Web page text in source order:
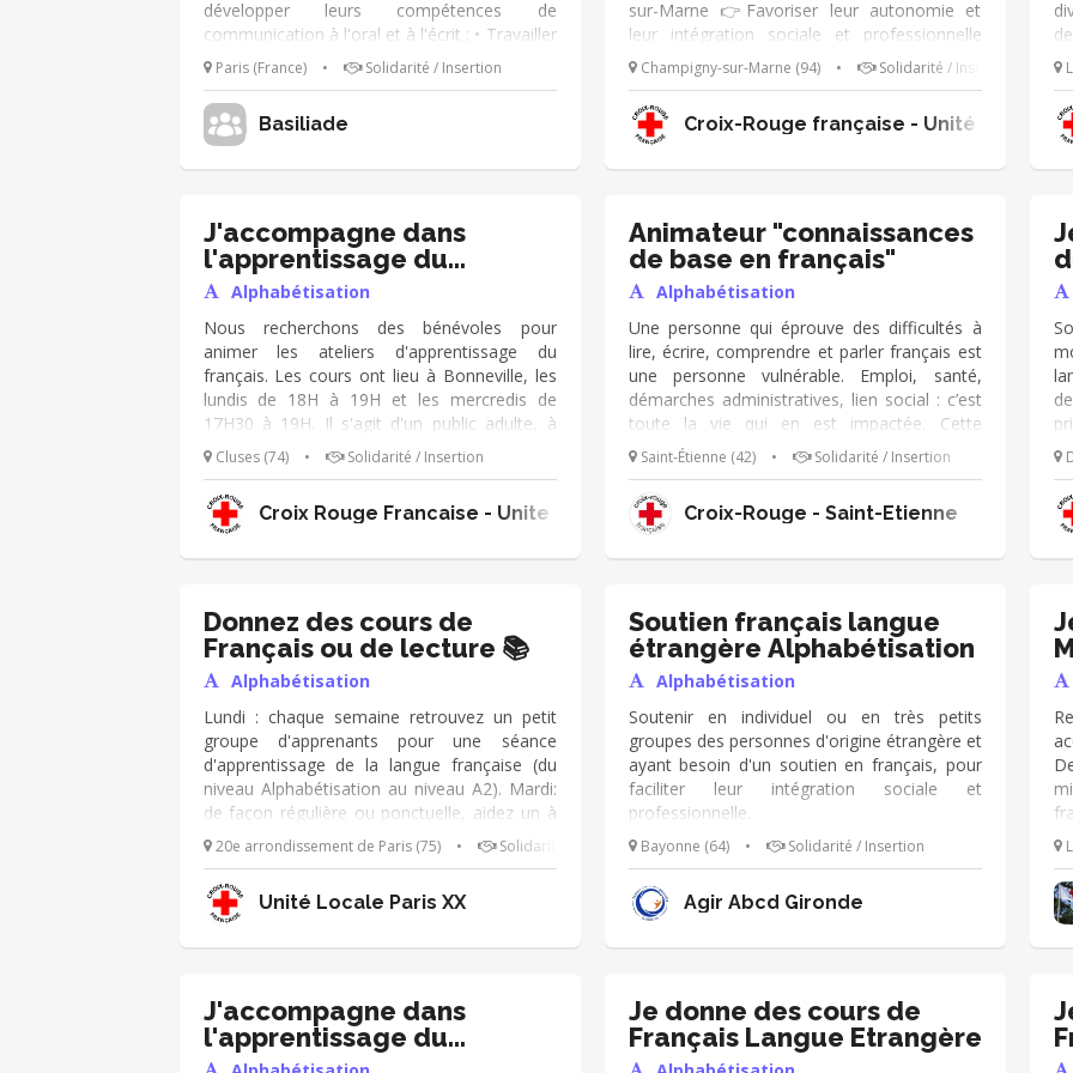
développer leurs compétences de
communication à l'oral et à l'écrit ; • Travailler
le vocabulaire utile à la vie quotidienne :
démarches administratives, santé, logement,
emploi, transports, vie citoyenne ; Profil
recherché : • Goût pour la transmission et
l'accompagnement ; • Patience, écoute et
langue étrangère (FLE) est appréciée mais
non indispensable.
Paris (France) • Solidarité / Insertion
Basiliade
sur-Marne 👉Favoriser leur autonomie et
leur intégration sociale et professionnelle
Savoir-être & Savoir-faire 👉Capacité à
transmettre et à communiquer clairement 👉
Sens de l’écoute et empathie (Aucun diplôme
d’enseignement n’est requis)
Champigny-sur-Marne (94) • Solidarité / Insertion
Croix-Rouge française - Unité Locale
J'accompagne dans
l'apprentissage du
français!
Alphabétisation
Nous recherchons des bénévoles pour
animer les ateliers d'apprentissage du
français. Les cours ont lieu à Bonneville, les
lundis de 18H à 19H et les mercredis de
17H30 à 19H. Il s'agit d'un public adulte, à
niveau très variable : de l'alphabétisation au
perfectionnement du français. L'activité
nécessite d'être disponible chaque semaine
sur le même jour.
Cluses (74) • Solidarité / Insertion
Croix Rouge Francaise - Unite Locale De Bonneville
Animateur "connaissances
de base en français"
Alphabétisation
Une personne qui éprouve des difficultés à
lire, écrire, comprendre et parler français est
une personne vulnérable. Emploi, santé,
démarches administratives, lien social : c’est
toute la vie qui en est impactée. Cette
formation regroupe trois activités principales
dont l’objectif est de donner aux personnes
accompagnées les outils pour être
autonomes dans leur vie quotidienne,
base (souvent appelé Lutte contre
l’illettrisme)
Saint-Étienne (42) • Solidarité / Insertion
Croix-Rouge - Saint-Étienne
Donnez des cours de
Français ou de lecture 📚
Alphabétisation
Lundi : chaque semaine retrouvez un petit
groupe d'apprenants pour une séance
d'apprentissage de la langue française (du
niveau Alphabétisation au niveau A2). Mardi:
de façon régulière ou ponctuelle, aidez un à
deux apprenants à améliorer ses capacités
de déchiffrage et de compréhension lors de
séances de lecture.
20e arrondissement de Paris (75) • Solidarité / Insertion
Unité Locale Paris XX
Soutien français langue
étrangère Alphabétisation
Alphabétisation
Soutenir en individuel ou en très petits
groupes des personnes d'origine étrangère et
ayant besoin d'un soutien en français, pour
faciliter leur intégration sociale et
professionnelle.
Bayonne (64) • Solidarité / Insertion
Agir Abcd Gironde
J'accompagne dans
l'apprentissage du
français!
Je donne des cours de
Français Langue Etrangère